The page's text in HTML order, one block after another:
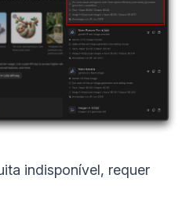
indisponível, requer